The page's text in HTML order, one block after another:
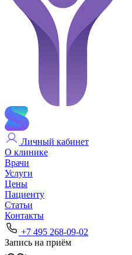
Личный кабинет
О клинике
Врачи
Услуги
Цены
Пациенту
Статьи
Контакты
+7 495 268-09-02
Запись на приём